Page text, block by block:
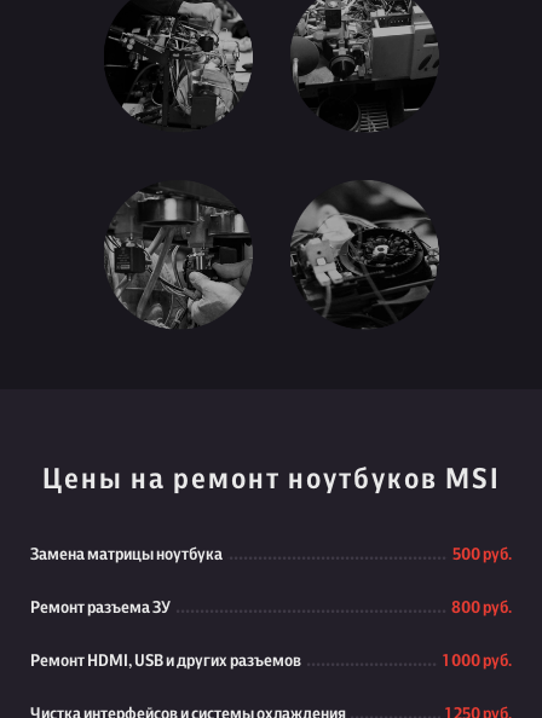
Цены на ремонт ноутбуков MSI
Замена матрицы ноутбука 500 руб.
Ремонт разъема ЗУ 800 руб.
Ремонт HDMI, USB и других разъемов 1 000 руб.
Чистка интерфейсов и системы охлаждения 1 250 руб.